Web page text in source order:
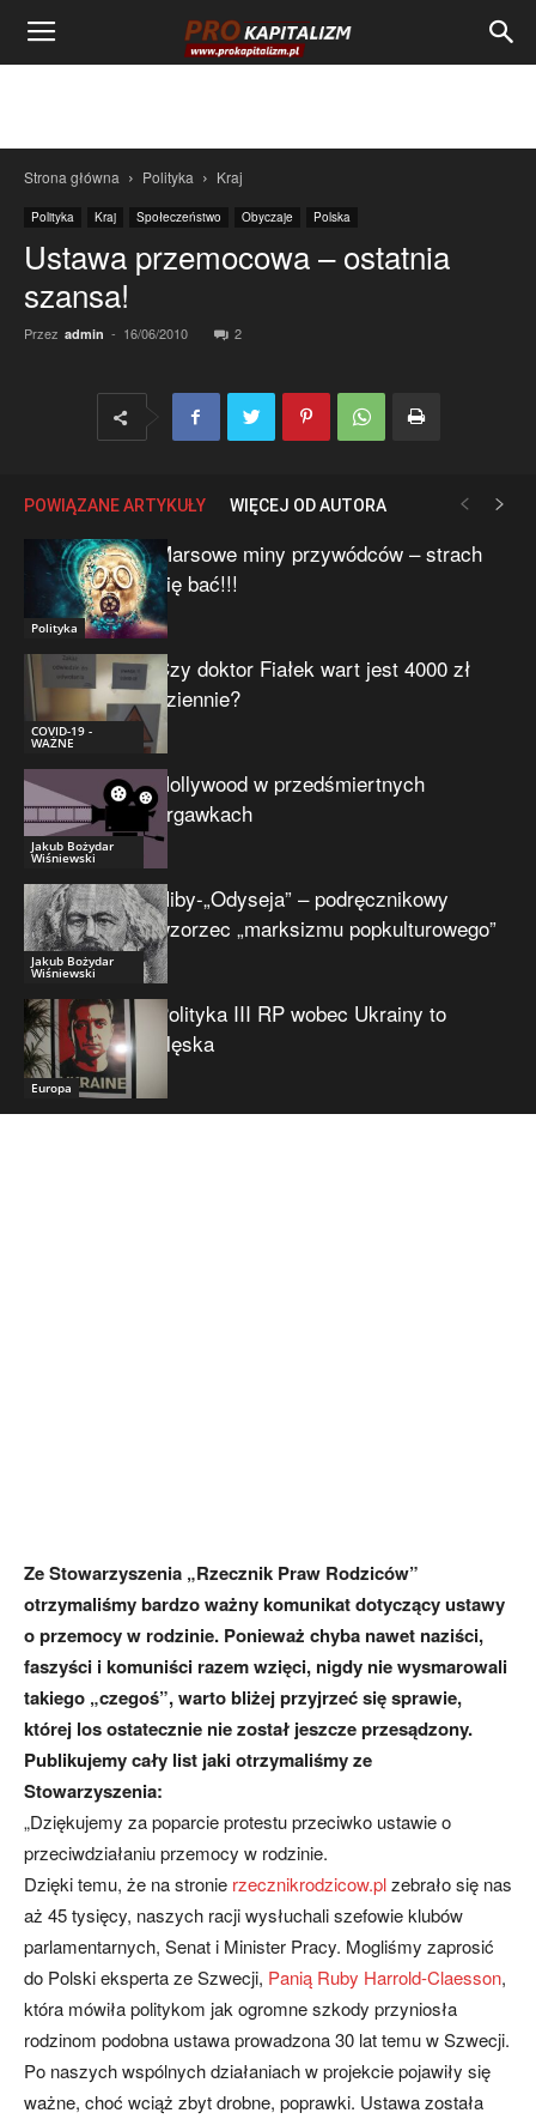
Strona główna Polityka Kraj
Polityka Kraj Społeczeństwo Obyczaje Polska
Ustawa przemocowa – ostatnia
szansa!
Przez admin - 16/06/2010 2
POWIĄZANE ARTYKUŁY WIĘCEJ OD AUTORA
Polityka
Marsowe miny przywódców – strach
się bać!!!
COVID-19 -
WAŻNE
Czy doktor Fiałek wart jest 4000 zł
dziennie?
Jakub Bożydar
Wiśniewski
Hollywood w przedśmiertnych
drgawkach
Jakub Bożydar
Wiśniewski
Niby-„Odyseja” – podręcznikowy
wzorzec „marksizmu popkulturowego”
Europa
Polityka III RP wobec Ukrainy to
klęska
Ze Stowarzyszenia „Rzecznik Praw Rodziców”
otrzymaliśmy bardzo ważny komunikat dotyczący ustawy
o przemocy w rodzinie. Ponieważ chyba nawet naziści,
faszyści i komuniści razem wzięci, nigdy nie wysmarowali
takiego „czegoś”, warto bliżej przyjrzeć się sprawie,
której los ostatecznie nie został jeszcze przesądzony.
Publikujemy cały list jaki otrzymaliśmy ze
Stowarzyszenia:
„Dziękujemy za poparcie protestu przeciwko ustawie o
przeciwdziałaniu przemocy w rodzinie.
Dzięki temu, że na stronie rzecznikrodzicow.plzebrało się nas
aż 45 tysięcy, naszych racji wysłuchali szefowie klubów
parlamentarnych, Senat i Minister Pracy. Mogliśmy zaprosić
do Polski eksperta ze Szwecji, Panią Ruby Harrold-Claesson,
która mówiła politykom jak ogromne szkody przyniosła
rodzinom podobna ustawa prowadzona 30 lat temu w Szwecji.
Po naszych wspólnych działaniach w projekcie pojawiły się
ważne, choć wciąż zbyt drobne, poprawki. Ustawa została